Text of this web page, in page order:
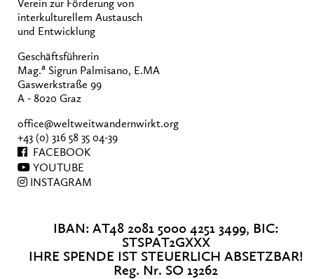
Verein zur Förderung von
interkulturellem Austausch
und Entwicklung
Geschäftsführerin
Mag.a Sigrun Palmisano, E.MA
Gaswerkstraße 99
A - 8020 Graz
office@weltweitwandernwirkt.org
+43 (0) 316 58 35 04-39
FACEBOOK
YOUTUBE
INSTAGRAM
IBAN: AT48 2081 5000 4251 3499, BIC:
STSPAT2GXXX
IHRE SPENDE IST STEUERLICH ABSETZBAR!
Reg. Nr. SO 13262